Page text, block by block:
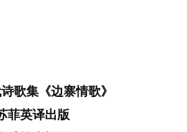
歌集《边寨情歌》
菲英译出版